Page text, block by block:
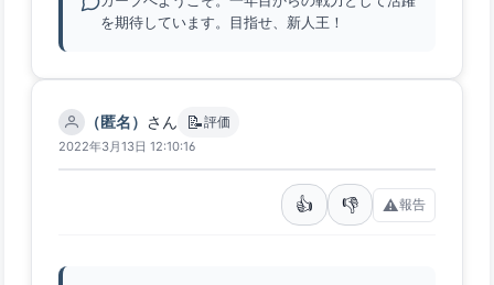
を期待しています。目指せ、新人王！
（匿名） さん 📝評価
2022年3月13日 12:10:16
👍 👎 ⚠️報告